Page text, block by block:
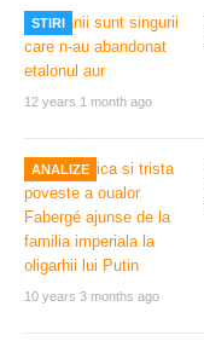
STIRI
12 years 1 month ago
ANALIZE
10 years 3 months ago